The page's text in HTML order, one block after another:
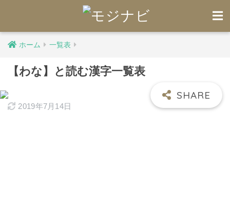
ホーム 一覧表
【わな】と読む漢字一覧表
2019年7月14日